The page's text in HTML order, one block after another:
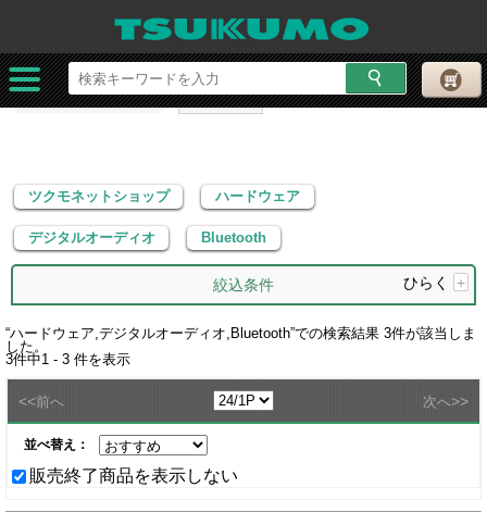
ツクモネットショップ
ハードウェア
デジタルオーディオ
Bluetooth
ツクモネットショップ ハードウェア
デジタルオーディオ Bluetooth
絞込条件 ひらく +
“ハードウェア,デジタルオーディオ,Bluetooth”での検索結果 3件が該当しま
した。
3件中1 - 3 件を表示
<<前へ 次へ>>
並べ替え：
販売終了商品を表示しない